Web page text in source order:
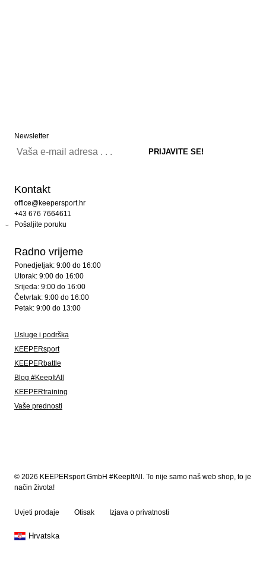
Newsletter
Kontakt
office@keepersport.hr
+43 676 7664611
Pošaljite poruku
Radno vrijeme
Ponedjeljak: 9:00 do 16:00
Utorak: 9:00 do 16:00
Srijeda: 9:00 do 16:00
Četvrtak: 9:00 do 16:00
Petak: 9:00 do 13:00
Usluge i podrška
KEEPERsport
KEEPERbattle
Blog #KeepItAll
KEEPERtraining
Vaše prednosti
© 2026 KEEPERsport GmbH #KeepItAll. To nije samo naš web shop, to je
način života!
Uvjeti prodaje Otisak Izjava o privatnosti
Hrvatska